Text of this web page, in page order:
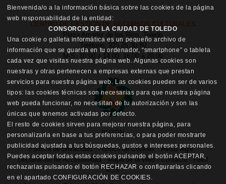
CENTRO DE GESTIÓN DE RECURSOS CULTURALES
Plaza Amador de los Ríos, Toledo
Teléfono: 925 25 30 80
M-S: 10:00 a 14:00, 16:00 a 20:00
BUZÓN
Política de privacidad·Política de Cookies ·Aviso legal·
Declaración de Accesibilidad·Mapa de la Web·Contacto·Feed
RSS
Bienvenida/o a la información básica sobre las cookies de la página
web responsabilidad de la entidad:
CONSORCIO DE LA CIUDAD DE TOLEDO
Una cookie o galleta informática es un pequeño archivo de
información que se guarda en tu ordenador, “smartphone” o tableta
cada vez que visitas nuestra página web. Algunas cookies son
nuestras y otras pertenecen a empresas externas que prestan
servicios para nuestra página web. Las cookies pueden ser de varios
tipos: las cookies técnicas son necesarias para que nuestra página
web pueda funcionar, no necesitan de tu autorización y son las
únicas que tenemos activadas por defecto.
El resto de cookies sirven para mejorar nuestra página, para
personalizarla en base a tus preferencias, o para poder mostrarte
publicidad ajustada a tus búsquedas, gustos e intereses personales.
Puedes aceptar todas estas cookies pulsando el botón ACEPTAR,
rechazarlas pulsando el botón RECHAZAR o configurarlas clicando
en el apartado CONFIGURACIÓN DE COOKIES.